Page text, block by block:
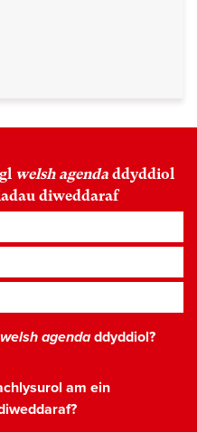
welsh agenda ddyddiol
diweddaraf
welsh agendaddyddiol?
am ein